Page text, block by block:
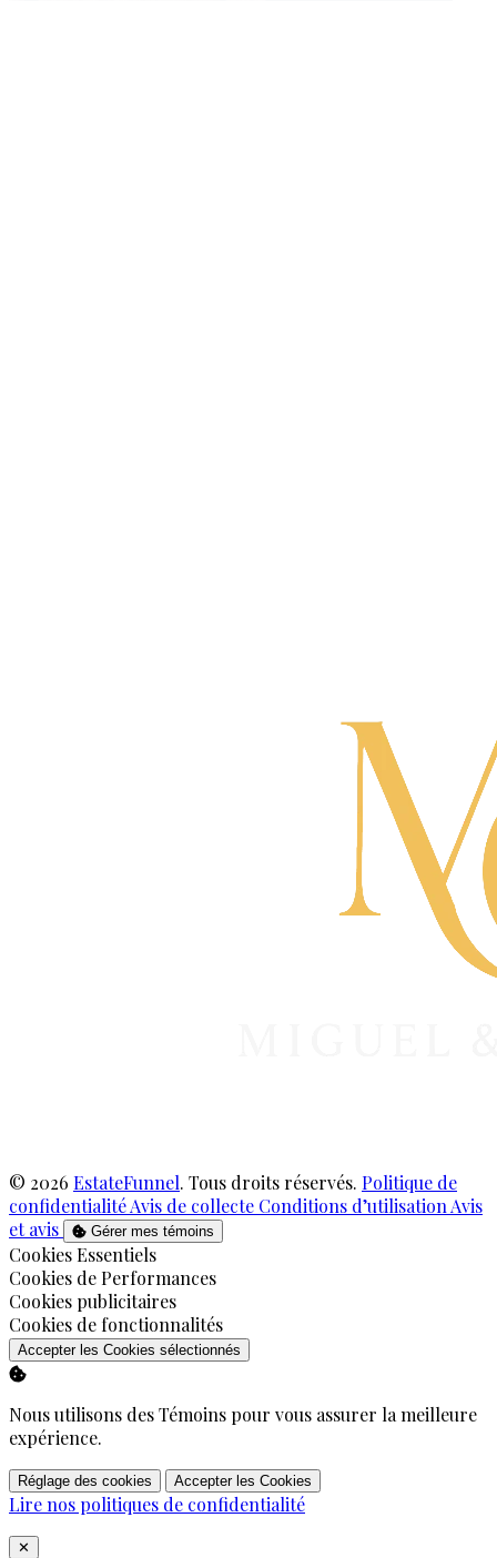
© 2026 EstateFunnel. Tous droits réservés. Politique de
confidentialitéAvis de collecte Conditions d’utilisationAvis
et avis
Gérer mes témoins
Activer
Cookies Essentiels
Activer
Cookies de Performances
Activer
Cookies publicitaires
Activer
Cookies de fonctionnalités
Accepter les Cookies sélectionnés
Nous utilisons des Témoins pour vous assurer la meilleure
expérience.
Réglage des cookies Accepter les Cookies
Lire nos politiques de confidentialité
Close
✕